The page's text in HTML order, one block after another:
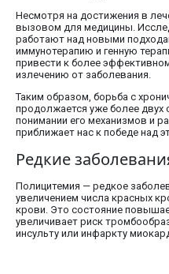
Несмотря на достижения в
вызовом для медицины.
работают над новыми
иммунотерапию и генную
привести к более
излечению от заболевания.
Таким образом, борьба с
продолжается уже более
понимании его механизмов и
приближает нас к победе над
Редкие
Полицитемия — редкое
увеличением числа красных
крови. Это состояние
увеличивает риск
инсульту или инфаркту